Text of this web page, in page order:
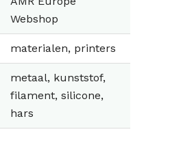
Webshop
materialen, printers
metaal, kunststof,
filament, silicone,
hars